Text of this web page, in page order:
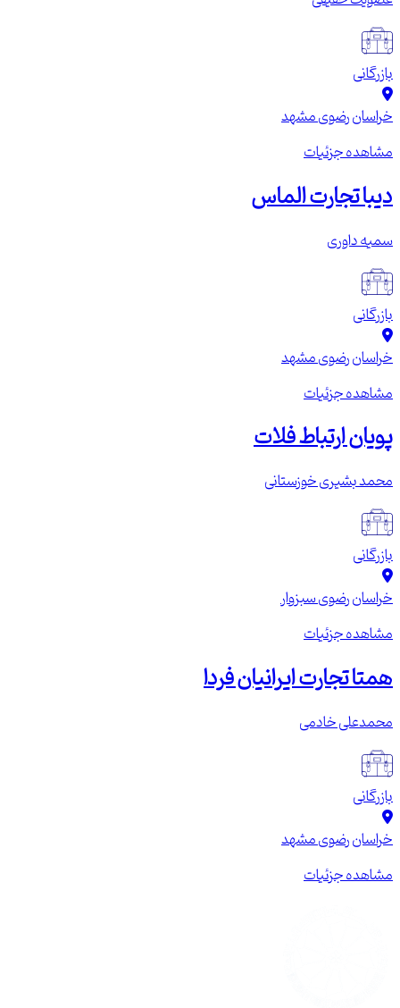
بازرگانی
خراسان رضویمشهد
مشاهده جزئیات
دیبا تجارت الماس
سمیه داوری
بازرگانی
خراسان رضویمشهد
مشاهده جزئیات
پویان ارتباط فلات
محمد بشیری خوزستانی
بازرگانی
خراسان رضویسبزوار
مشاهده جزئیات
همتا تجارت ایرانیان فردا
محمدعلی خادمی
بازرگانی
خراسان رضویمشهد
مشاهده جزئیات